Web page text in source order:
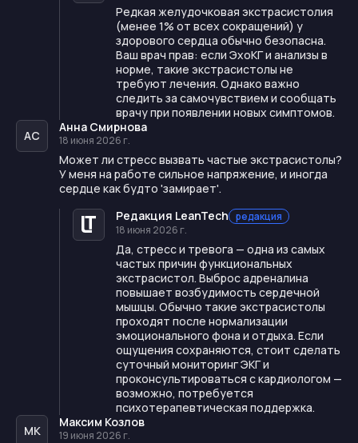
Редкая желудочковая экстрасистолия
(менее 1% от всех сокращений) у
здорового сердца обычно безопасна.
Ваш врач прав: если ЭхоКГ и анализы в
норме, такие экстрасистолы не
требуют лечения. Однако важно
следить за самочувствием и сообщать
врачу при появлении новых симптомов.
АС
Анна Смирнова
18 июня 2026 г.
Может ли стресс вызвать частые экстрасистолы?
У меня на работе сильное напряжение, и иногда
сердце как будто 'замирает'.
Редакция LeanTech редакция
18 июня 2026 г.
Да, стресс и тревога — одна из самых
частых причин функциональных
экстрасистол. Выброс адреналина
повышает возбудимость сердечной
мышцы. Обычно такие экстрасистолы
проходят после нормализации
эмоционального фона и отдыха. Если
ощущения сохраняются, стоит сделать
суточный мониторинг ЭКГ и
проконсультироваться с кардиологом —
возможно, потребуется
психотерапевтическая поддержка.
МК
Максим Козлов
19 июня 2026 г.